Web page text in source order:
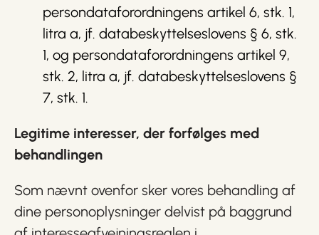
persondataforordningens artikel 6, stk. 1,
litra a, jf. databeskyttelseslovens § 6, stk.
1, og persondataforordningens artikel 9,
stk. 2, litra a, jf. databeskyttelseslovens §
7, stk. 1.
Legitime interesser, der forfølges med
behandlingen
Som nævnt ovenfor sker vores behandling af
dine personoplysninger delvist på baggrund